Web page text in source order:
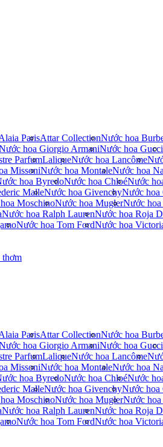
ParisAttar CollectionNước hoa
hoa Giorgio ArmaniNước hoa Gucci
ParfumLaliqueNước hoa Lancôme
MissoniNước hoa MontaleNước hoa
hoa ByredoNước hoa ChloéNước
MalleNước hoa GivenchyNước hoa
MoschinoNước hoa MuglerNước hoa
Nước hoa Ralph LaurenNước hoa Roja
Nước hoa Tom FordNước hoa
thơm
ParisAttar CollectionNước hoa
hoa Giorgio ArmaniNước hoa Gucci
ParfumLaliqueNước hoa Lancôme
MissoniNước hoa MontaleNước hoa
hoa ByredoNước hoa ChloéNước
MalleNước hoa GivenchyNước hoa
MoschinoNước hoa MuglerNước hoa
Nước hoa Ralph LaurenNước hoa Roja
Nước hoa Tom FordNước hoa